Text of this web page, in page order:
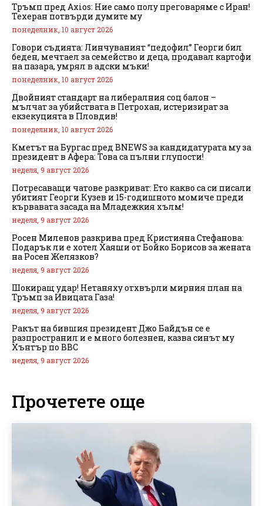
Тръмп пред Axios: Ние само полу преговаряме с Иран!
Техеран потвърди думите му
понеделник, 10 август 2026
Говори съдията: Линчуваният “педофил” Георги бил
беден, мечтаел за семейство и деца, продавал картофи
на пазара, умрял в адски мъки!
понеделник, 10 август 2026
Двойният стандарт на либералния соц балон –
мълчат за убийствата в Петрохан, истеризират за
екзекуцията в Пловдив!
понеделник, 10 август 2026
Кметът на Бургас пред BNEWS за кандидатурата му за
президент в Афера: Това са пълни глупости!
неделя, 9 август 2026
Потресаващи чатове разкриват: Ето какво са си писали
убитият Георги Кузев и 15-годишното момиче преди
кървавата засада на Младежкия хълм!
неделя, 9 август 2026
Росен Миленов разкрива пред Кристияна Стефанова:
Подарък ли е хотел Хаяши от Бойко Борисов за жената
на Росен Желязков?
неделя, 9 август 2026
Шокиращ удар! Нетаняху отхвърли мирния план на
Тръмп за Ивицата Газа!
неделя, 9 август 2026
Ракът на бившия президент Джо Байдън се е
разпространил и е много болезнен, казва синът му
Хънтър по BBC
неделя, 9 август 2026
Прочетете още